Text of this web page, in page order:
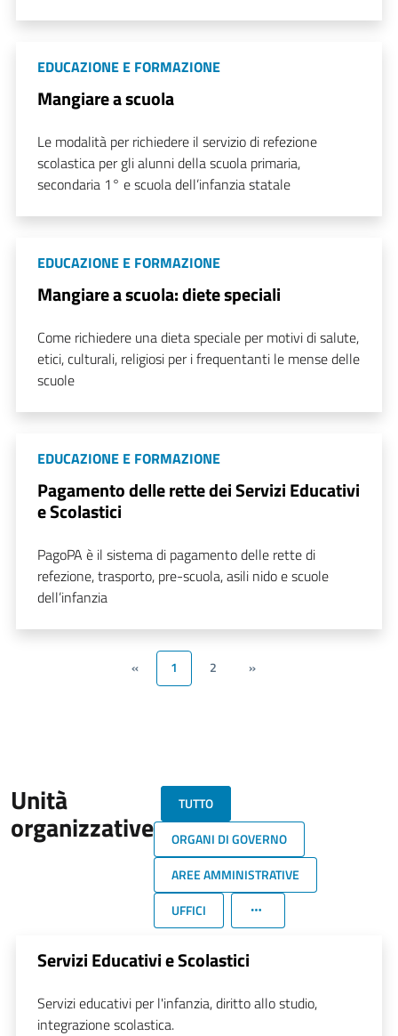
EDUCAZIONE E FORMAZIONE
Mangiare a scuola
Le modalità per richiedere il servizio di refezione
scolastica per gli alunni della scuola primaria,
secondaria 1° e scuola dell’infanzia statale
EDUCAZIONE E FORMAZIONE
Mangiare a scuola: diete speciali
Come richiedere una dieta speciale per motivi di salute,
etici, culturali, religiosi per i frequentanti le mense delle
scuole
EDUCAZIONE E FORMAZIONE
Pagamento delle rette dei Servizi Educativi
e Scolastici
PagoPA è il sistema di pagamento delle rette di
refezione, trasporto, pre-scuola, asili nido e scuole
dell’infanzia
« 1 2 »
Unità
organizzative
TUTTO
ORGANI DI GOVERNO
AREE AMMINISTRATIVE
UFFICI
Servizi Educativi e Scolastici
Servizi educativi per l'infanzia, diritto allo studio,
integrazione scolastica.